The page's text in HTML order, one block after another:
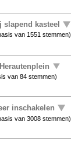
slapend kasteel
van 1551 stemmen)
van84 stemmen)
inschakelen
van3008 stemmen)